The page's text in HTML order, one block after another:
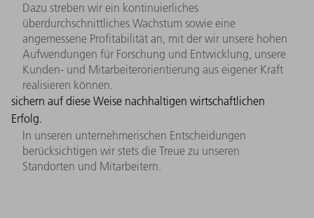
Dazu streben wir ein kontinuierliches
überdurchschnittliches Wachstum sowie eine
angemessene Profitabilität an, mit der wir unsere hohen
Aufwendungen für Forschung und Entwicklung, unsere
Kunden- und Mitarbeiterorientierung aus eigener Kraft
realisieren können.
sichern auf diese Weise nachhaltigen wirtschaftlichen
Erfolg.
In unseren unternehmerischen Entscheidungen
berücksichtigen wir stets die Treue zu unseren
Standorten und Mitarbeitern.